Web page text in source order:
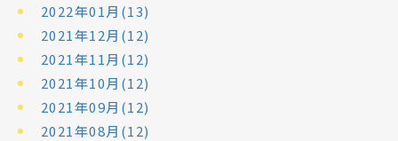
2022年01月(13)
2021年12月(12)
2021年11月(12)
2021年10月(12)
2021年09月(12)
2021年08月(12)